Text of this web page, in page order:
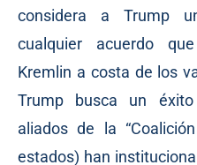
considera a Trump
cualquier acuerdo
Kremlin a costa de los
Trump busca un
aliados de la
estados) han